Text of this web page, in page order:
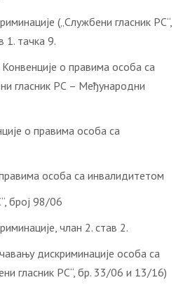
(„Службени гласник РС“,
1. тaчка 9.
о правима особа са
гласник РС – Међународни
о правима особа са
особа са инвалидитетом
број 98/06
члан 2. став 2.
дискриминације особа са
гласник РС“, бр. 33/06 и 13/16)